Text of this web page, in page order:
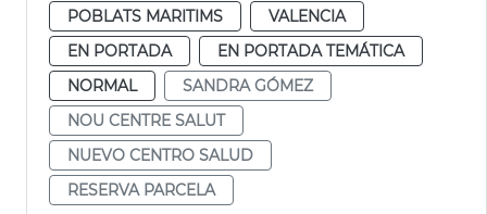
POBLATS MARITIMS
VALENCIA
EN PORTADA
EN PORTADA TEMÁTICA
NORMAL
SANDRA GÓMEZ
NOU CENTRE SALUT
NUEVO CENTRO SALUD
RESERVA PARCELA